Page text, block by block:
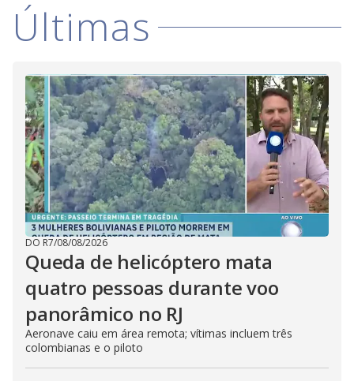
Últimas
DO R7/08/08/2026
Queda de helicóptero mata
quatro pessoas durante voo
panorâmico no RJ
Aeronave caiu em área remota; vítimas incluem três
colombianas e o piloto